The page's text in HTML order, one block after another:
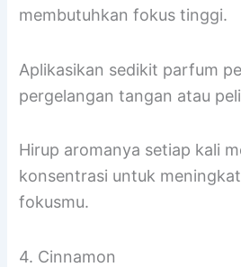
membutuhkan fokus tinggi.
Aplikasikan sedikit parfum
pergelangan tangan atau
Hirup aromanya setiap kali
konsentrasi untuk
fokusmu.
4. Cinnamon